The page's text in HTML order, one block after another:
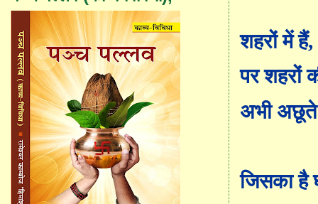
शहरों में हैं,
पर शहरों
अभी
जिसका है